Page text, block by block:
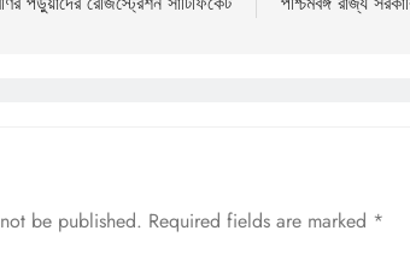
be published. Required fields are marked *